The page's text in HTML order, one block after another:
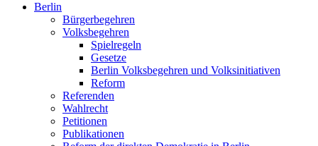
Berlin
Bürgerbegehren
Volksbegehren
Spielregeln
Gesetze
Berlin Volksbegehren und Volksinitiativen
Reform
Referenden
Wahlrecht
Petitionen
Publikationen